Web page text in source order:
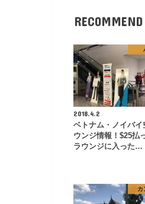
RECOMMEND
2018.4.2
ベトナム・ノイバイ
ウンジ情報！$25払
ラウンジに入った…
カ